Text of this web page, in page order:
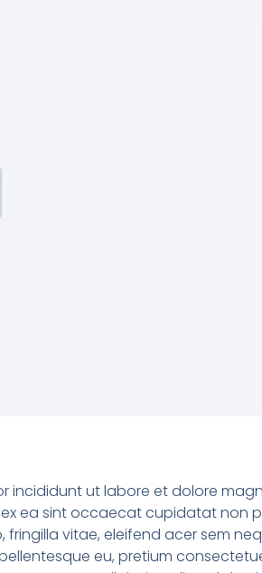
incididunt ut labore et dolore
ea sint occaecat cupidatat non
vitae, eleifend acer sem
eu, pretium